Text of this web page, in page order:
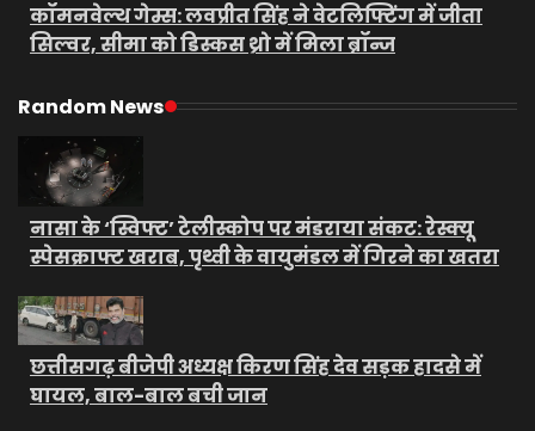
कॉमनवेल्थ गेम्स: लवप्रीत सिंह ने वेटलिफ्टिंग में जीता
सिल्वर, सीमा को डिस्कस थ्रो में मिला ब्रॉन्ज
Random News
नासा के ‘स्विफ्ट’ टेलीस्कोप पर मंडराया संकट: रेस्क्यू
स्पेसक्राफ्ट खराब, पृथ्वी के वायुमंडल में गिरने का खतरा
छत्तीसगढ़ बीजेपी अध्यक्ष किरण सिंह देव सड़क हादसे में
घायल, बाल-बाल बची जान